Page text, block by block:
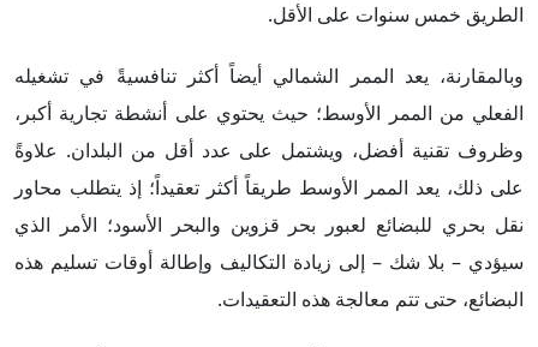
الطريق خمس سنوات على الأقل.
وبالمقارنة، يعد الممر الشمالي أيضاً أكثر تنافسيةً في تشغيله
الفعلي من الممر الأوسط؛ حيث يحتوي على أنشطة تجارية أكبر،
وظروف تقنية أفضل، ويشتمل على عدد أقل من البلدان. علاوةً
على ذلك، يعد الممر الأوسط طريقاً أكثر تعقيداً؛ إذ يتطلب محاور
نقل بحري للبضائع لعبور بحر قزوين والبحر الأسود؛ الأمر الذي
سيؤدي – بلا شك – إلى زيادة التكاليف وإطالة أوقات تسليم هذه
البضائع، حتى تتم معالجة هذه التعقيدات.